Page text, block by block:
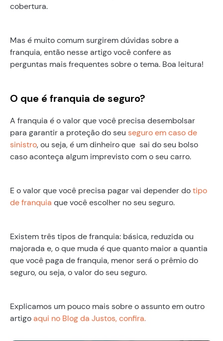
cobertura.
Mas é muito comum surgirem dúvidas sobre a
franquia, então nesse artigo você confere as
perguntas mais frequentes sobre o tema. Boa leitura!
O que é franquia de seguro?
A franquia é o valor que você precisa desembolsar
para garantir a proteção do seu seguro em caso de
sinistro, ou seja, é um dinheiro que sai do seu bolso
caso aconteça algum imprevisto com o seu carro.
E o valor que você precisa pagar vai depender dotipo
de franquia que você escolher no seu seguro.
Existem três tipos de franquia: básica, reduzida ou
majorada e, o que muda é que quanto maior a quantia
que você paga de franquia, menor será o prêmio do
seguro, ou seja, o valor do seu seguro.
Explicamos um pouco mais sobre o assunto em outro
artigoaqui no Blog da Justos, confira.